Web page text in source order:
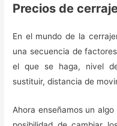
Precios de
En el mundo de la
una secuencia de
el que se haga, nivel
sustituir, distancia de
Ahora enseñamos un